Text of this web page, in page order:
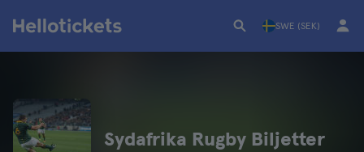
SWE (SEK)
Sydafrika Rugby Biljetter